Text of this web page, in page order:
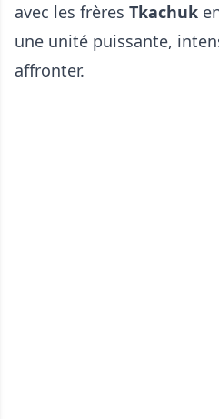
avec les frères Tkachuk
une unité puissante,
affronter.